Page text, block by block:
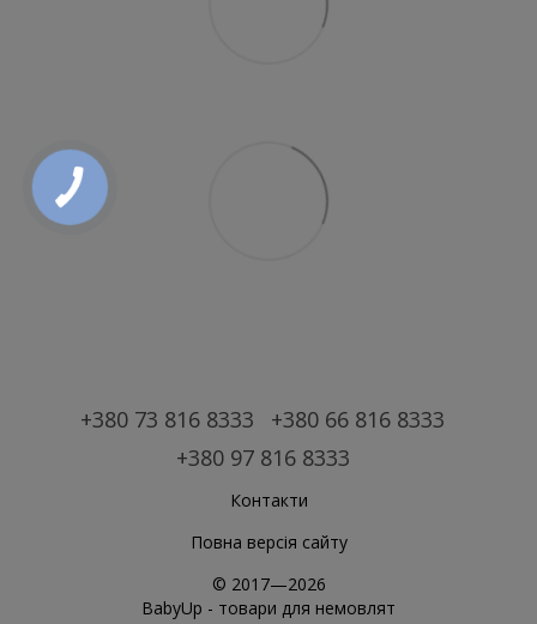
+380 73 816 8333
+380 66 816 8333
+380 97 816 8333
Контакти
Повна версія сайту
© 2017—2026
BabyUp - товари для немовлят